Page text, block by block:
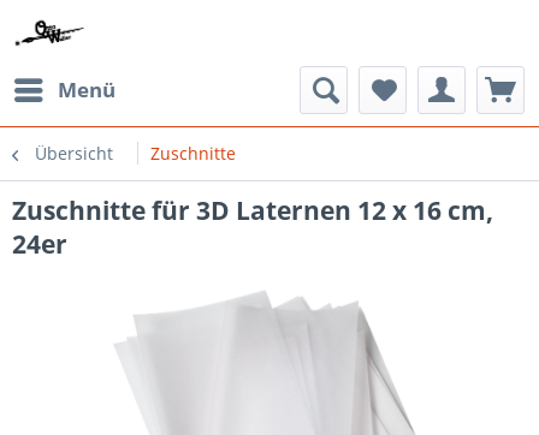
Menü
Übersicht Zuschnitte
Zuschnitte für 3D Laternen 12 x 16 cm,
24er